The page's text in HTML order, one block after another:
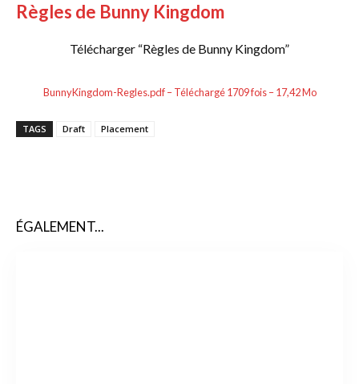
Règles de Bunny Kingdom
Télécharger “Règles de Bunny Kingdom”
BunnyKingdom-Regles.pdf – Téléchargé 1709 fois – 17,42 Mo
TAGS Draft Placement
ÉGALEMENT...